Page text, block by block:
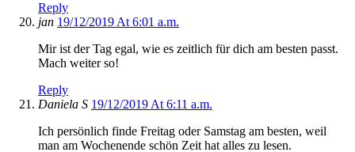
Reply
jan 19/12/2019 At 6:01 a.m.
Mir ist der Tag egal, wie es zeitlich für dich am besten passt.
Mach weiter so!
Reply
Daniela S 19/12/2019 At 6:11 a.m.
Ich persönlich finde Freitag oder Samstag am besten, weil
man am Wochenende schön Zeit hat alles zu lesen.